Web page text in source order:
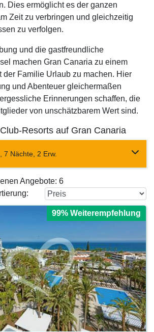
Dies ermöglicht es der ganzen
Zeit zu verbringen und gleichzeitig
zu verfolgen.
und die gastfreundliche
machen Gran Canaria zu einem
der Familie Urlaub zu machen. Hier
und Abenteuer gleichermaßen
Erinnerungen schaffen, die
von unschätzbarem Wert sind.
Resorts auf Gran Canaria
7 Nächte, 2 Erw.
Angebote: 6
99% Weiterempfehlung
99% Weiterempfehlung
99% Weiterempfehlung
99% Weiterempfehlung
99% Weiterempfehlung